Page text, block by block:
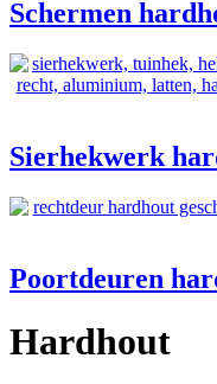
Schermen
Sierhekwerk
Poortdeuren
Hardhout